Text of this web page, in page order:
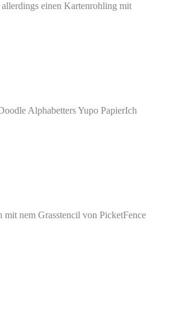
allerdings einen Kartenrohling mit
Alphabetters Yupo PapierIch
mit nem Grasstencil von PicketFence